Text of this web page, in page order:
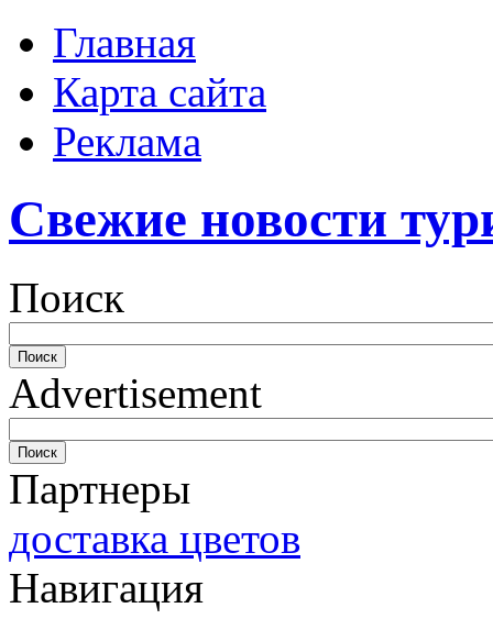
Главная
Карта сайта
Реклама
Свежие новости
Поиск
Advertisement
Партнеры
доставка цветов
Навигация